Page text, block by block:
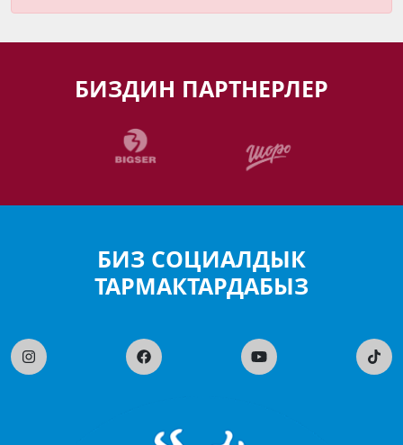
БИЗДИН ПАРТНЕРЛЕР
БИЗ СОЦИАЛДЫК
ТАРМАКТАРДАБЫЗ